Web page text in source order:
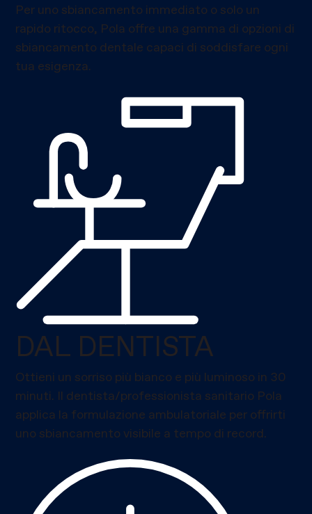
Per uno sbiancamento immediato o solo un
rapido ritocco, Pola offre una gamma di opzioni di
sbiancamento dentale capaci di soddisfare ogni
tua esigenza.
DAL DENTISTA
Ottieni un sorriso più bianco e più luminoso in 30
minuti. Il dentista/professionista sanitario Pola
applica la formulazione ambulatoriale per offrirti
uno sbiancamento visibile a tempo di record.